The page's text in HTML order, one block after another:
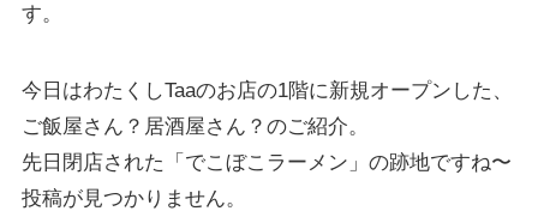
す。
今日はわたくしTaaのお店の1階に新規オープンした、
ご飯屋さん？居酒屋さん？のご紹介。
先日閉店された「でこぼこラーメン」の跡地ですね〜
投稿が見つかりません。